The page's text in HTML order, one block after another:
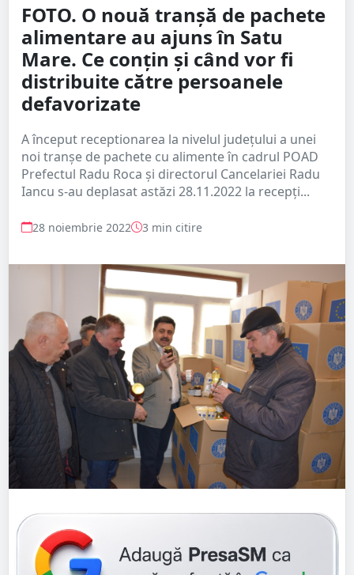
FOTO. O nouă tranșă de pachete
alimentare au ajuns în Satu
Mare. Ce conțin și când vor fi
distribuite către persoanele
defavorizate
A început receptionarea la nivelul județului a unei
noi tranșe de pachete cu alimente în cadrul POAD
Prefectul Radu Roca și directorul Cancelariei Radu
Iancu s-au deplasat astăzi 28.11.2022 la recepți...
28 noiembrie 2022 3 min citire